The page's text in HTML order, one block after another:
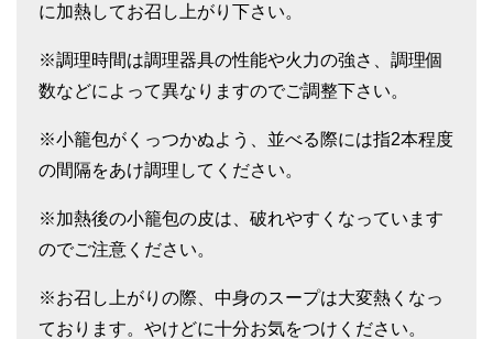
に加熱してお召し上がり下さい。
※調理時間は調理器具の性能や火力の強さ、調理個
数などによって異なりますのでご調整下さい。
※小籠包がくっつかぬよう、並べる際には指2本程度
の間隔をあけ調理してください。
※加熱後の小籠包の皮は、破れやすくなっています
のでご注意ください。
※お召し上がりの際、中身のスープは大変熱くなっ
ております。やけどに十分お気をつけください。